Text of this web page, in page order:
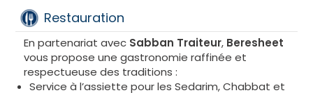
grands.
•Spa et bien-être
avec sauna, hammam, jacuzzi et soins
personnalisés utilisant des produits locaux comme
l’huile d’olive et le miel.
•Centre de fitness: Une salle équipée pour
Restauration
En partenariat avec Sabban Traiteur, Beresheet
vous propose une gastronomie raffinée et
respectueuse des traditions :
Service à l’assiette pour les Sedarim, Chabbat et